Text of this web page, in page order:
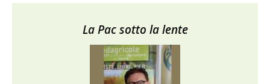
La Pac sotto la lente